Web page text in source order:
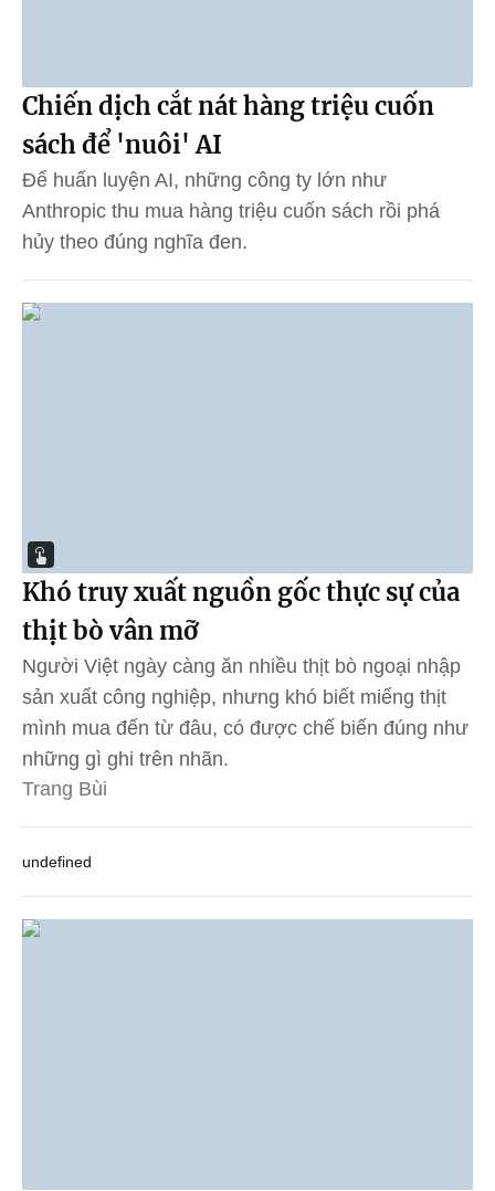
Chiến dịch cắt nát hàng triệu cuốn
sách để 'nuôi' AI
Để huấn luyện AI, những công ty lớn như
Anthropic thu mua hàng triệu cuốn sách rồi phá
hủy theo đúng nghĩa đen.
Khó truy xuất nguồn gốc thực sự của
thịt bò vân mỡ
Người Việt ngày càng ăn nhiều thịt bò ngoại nhập
sản xuất công nghiệp, nhưng khó biết miếng thịt
mình mua đến từ đâu, có được chế biến đúng như
những gì ghi trên nhãn.
Trang Bùi
undefined